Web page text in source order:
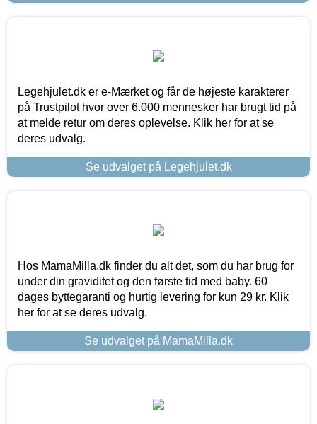
Legehjulet.dk er e-Mærket og får de højeste karakterer
på Trustpilot hvor over 6.000 mennesker har brugt tid på
at melde retur om deres oplevelse. Klik her for at se
deres udvalg.
Se udvalget på Legehjulet.dk
Hos MamaMilla.dk finder du alt det, som du har brug for
under din graviditet og den første tid med baby. 60
dages byttegaranti og hurtig levering for kun 29 kr. Klik
her for at se deres udvalg.
Se udvalget på MamaMilla.dk